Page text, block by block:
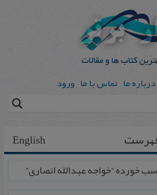
درباره ما تماس با ما ورود
English
خورده “خواجه عبدالله انصاری”